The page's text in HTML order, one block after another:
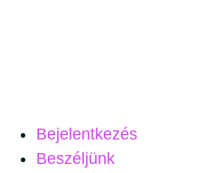
Bejelentkezés
Beszéljünk